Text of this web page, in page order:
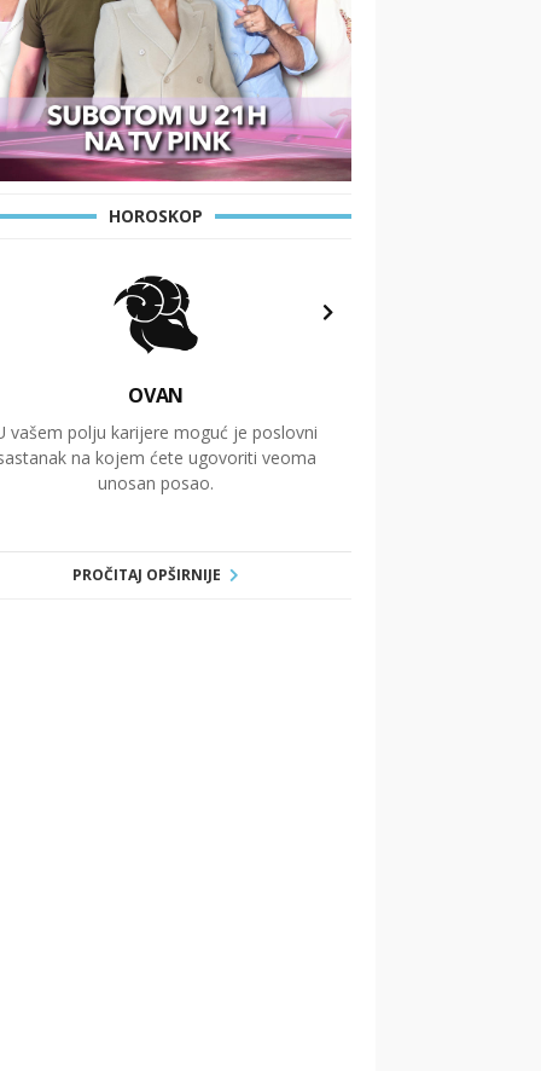
HOROSKOP
OVAN
vašem polju karijere moguć je poslovni
na kojem ćete ugovoriti veoma
unosan posao.
PROČITAJ OPŠIRNIJE